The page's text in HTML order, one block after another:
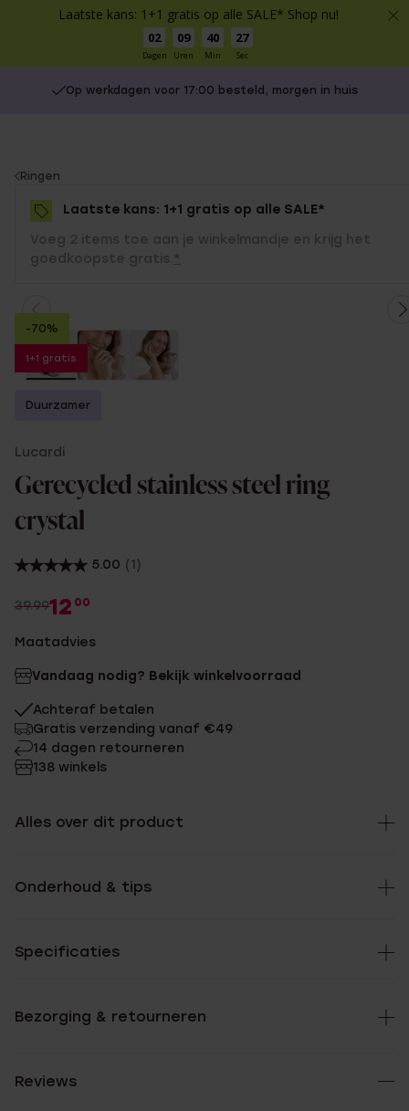
Laatste kans: 1+1 gratis op alle SALE* Shop nu!
02
Dagen
09
Uren
40
Min
27
Sec
Op werkdagen voor 17:00 besteld, morgen in huis
You
are
here:
Ringen
Laatste kans: 1+1 gratis op alle SALE*
Voeg 2 items toe aan je winkelmandje en krijg het
goedkoopste gratis. *
-70%
1+1 gratis
Duurzamer
Lucardi
Gerecycled stainless steel ring
crystal
5.00 (1)
39.9912 00
Maatadvies
Vandaag nodig? Bekijk winkelvoorraad
Achteraf betalen
Gratis verzending vanaf €49
14 dagen retourneren
138 winkels
Alles over dit product
Onderhoud & tips
Specificaties
Bezorging & retourneren
Reviews